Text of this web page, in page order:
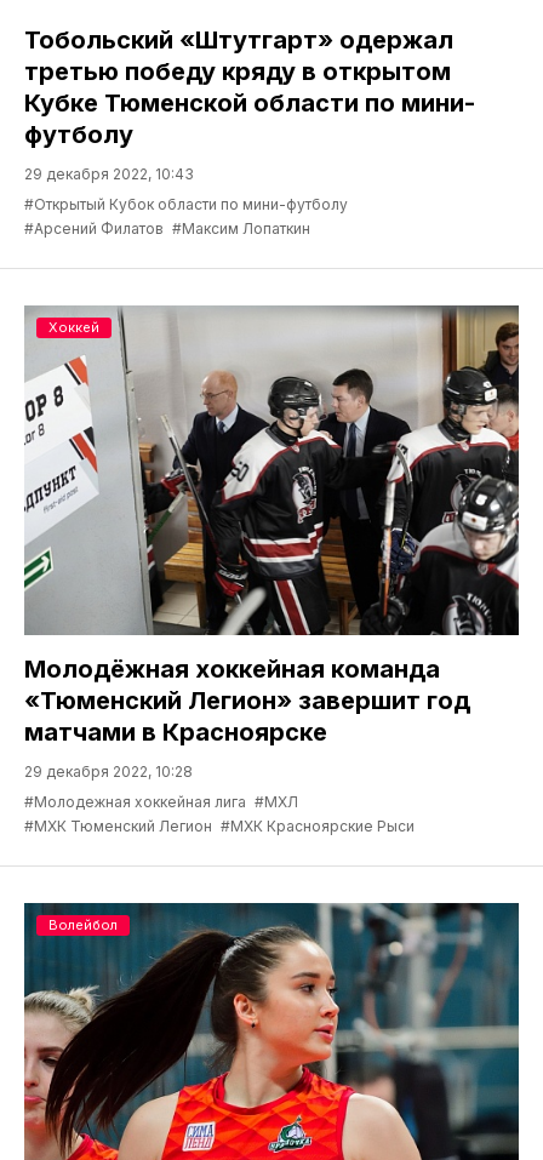
Тобольский «Штутгарт» одержал
третью победу кряду в открытом
Кубке Тюменской области по мини-
футболу
29 декабря 2022, 10:43
#Открытый Кубок области по мини-футболу
#Арсений Филатов #Максим Лопаткин
Молодёжная хоккейная команда
«Тюменский Легион» завершит год
матчами в Красноярске
29 декабря 2022, 10:28
#Молодежная хоккейная лига #МХЛ
#МХК Тюменский Легион #МХК Красноярские Рыси
Хоккей
Волейбол